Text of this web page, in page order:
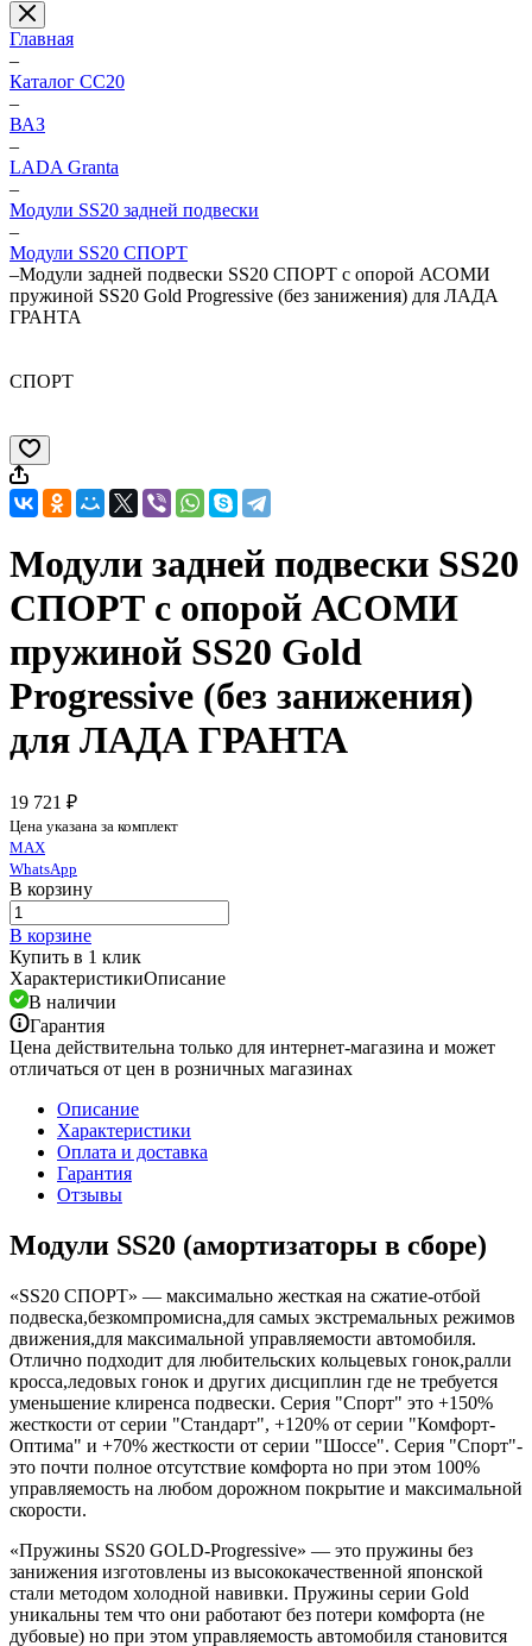
Главная
–
Каталог CC20
–
ВАЗ
–
LADA Granta
–
Модули SS20 задней подвески
–
Модули SS20 СПОРТ
–Модули задней подвески SS20 СПОРТ с опорой АСОМИ
пружиной SS20 Gold Progressive (без занижения) для ЛАДА
ГРАНТА
СПОРТ
Модули задней подвески SS20
СПОРТ с опорой АСОМИ
пружиной SS20 Gold
Progressive (без занижения)
для ЛАДА ГРАНТА
19 721 ₽
Цена указана за комплект
MAX
WhatsApp
В корзину
В корзине
Купить в 1 клик
ХарактеристикиОписание
В наличии
Гарантия
Цена действительна только для интернет-магазина и может
отличаться от цен в розничных магазинах
Описание
Характеристики
Оплата и доставка
Гарантия
Отзывы
Модули SS20 (амортизаторы в сборе)
«SS20 СПОРТ» — максимально жесткая на сжатие-отбой
подвеска,безкомпромисна,для самых экстремальных режимов
движения,для максимальной управляемости автомобиля.
Отлично подходит для любительских кольцевых гонок,ралли
кросса,ледовых гонок и других дисциплин где не требуется
уменьшение клиренса подвески. Серия "Спорт" это +150%
жесткости от серии "Стандарт", +120% от серии "Комфорт-
Оптима" и +70% жесткости от серии "Шоссе". Серия "Спорт"-
это почти полное отсутствие комфорта но при этом 100%
управляемость на любом дорожном покрытие и максимальной
скорости.
«Пружины SS20 GOLD-Progressive» — это пружины без
занижения изготовлены из высококачественной японской
стали методом холодной навивки. Пружины серии Gold
уникальны тем что они работают без потери комфорта (не
дубовые) но при этом управляемость автомобиля становится